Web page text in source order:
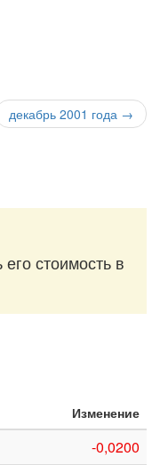
декабрь 2001 года →
стоимость в
Изменение
-0,0200